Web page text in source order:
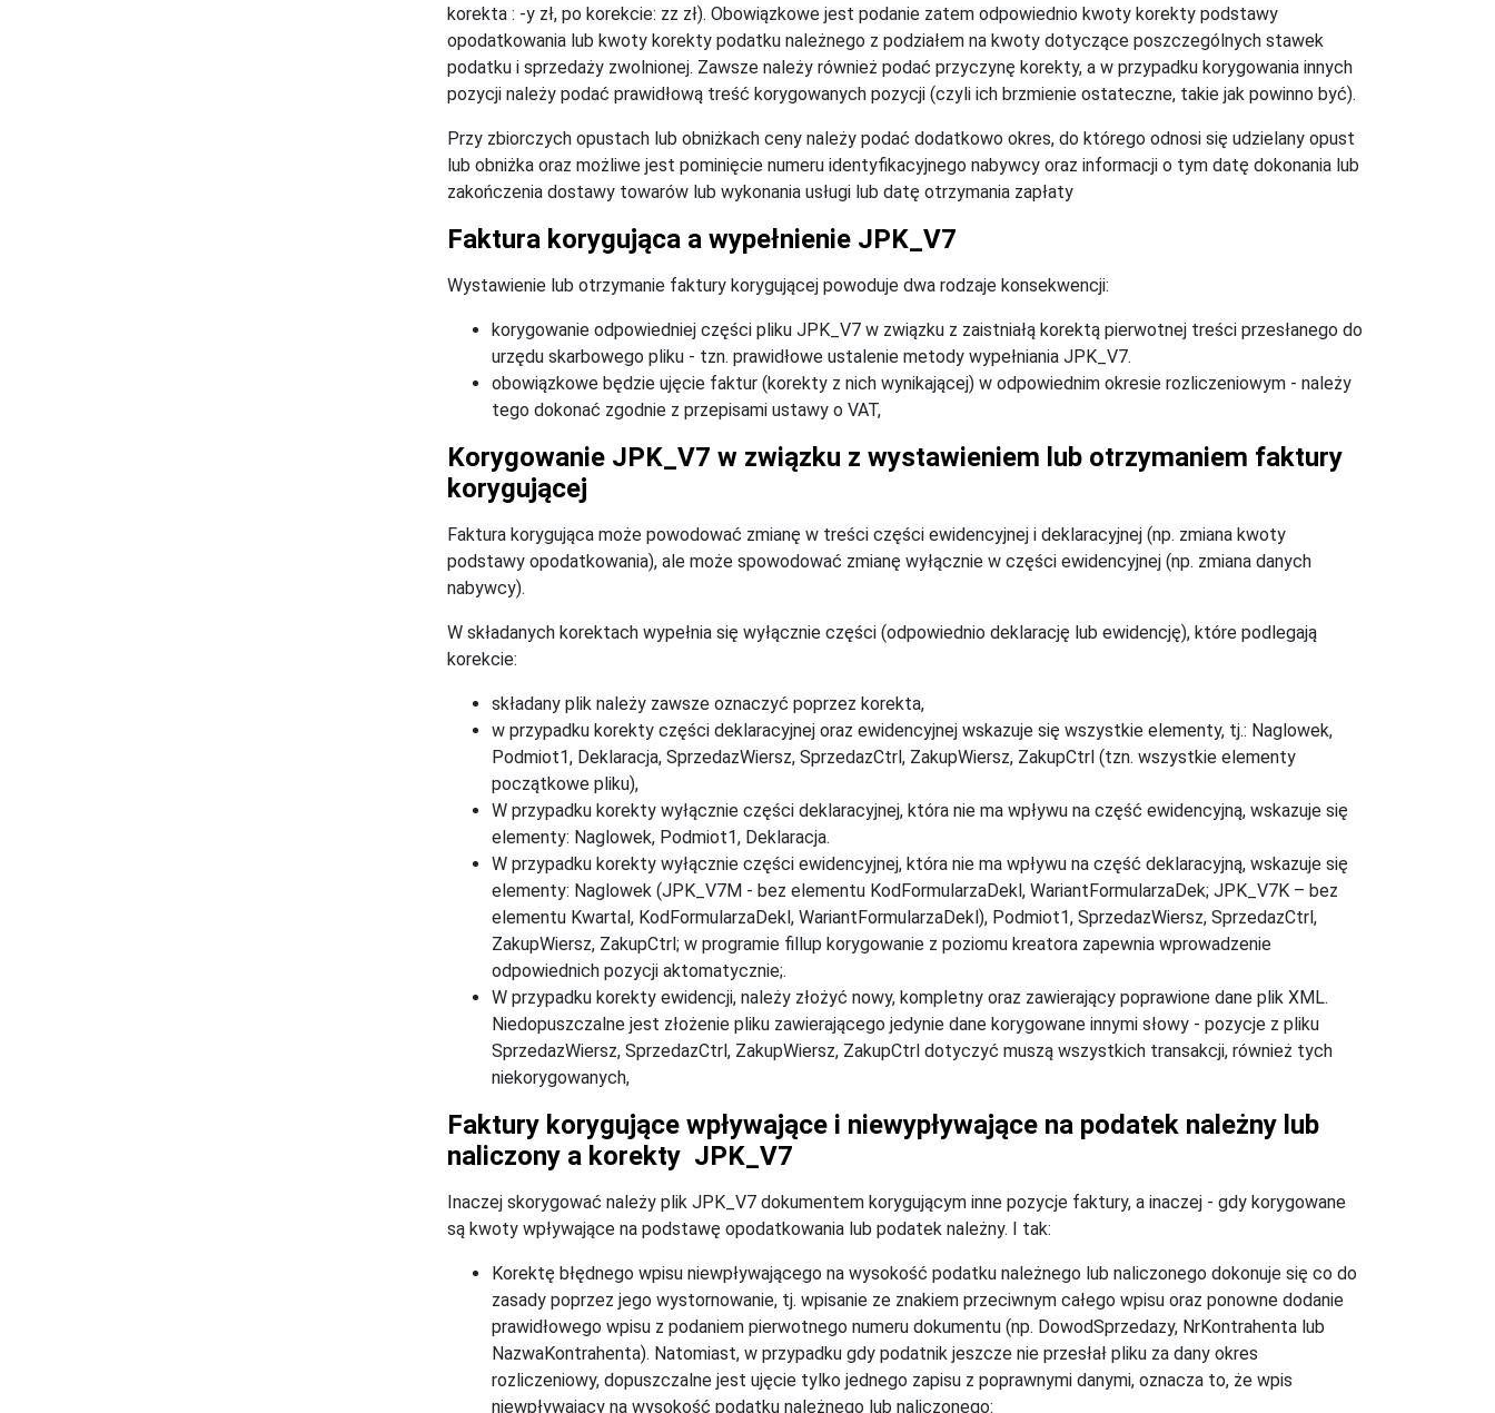
korekta : -y zł, po korekcie: zz zł). Obowiązkowe jest podanie zatem odpowiednio kwoty korekty podstawy
opodatkowania lub kwoty korekty podatku należnego z podziałem na kwoty dotyczące poszczególnych stawek
podatku i sprzedaży zwolnionej. Zawsze należy również podać przyczynę korekty, a w przypadku korygowania innych
pozycji należy podać prawidłową treść korygowanych pozycji (czyli ich brzmienie ostateczne, takie jak powinno być).
Przy zbiorczych opustach lub obniżkach ceny należy podać dodatkowo okres, do którego odnosi się udzielany opust
lub obniżka oraz możliwe jest pominięcie numeru identyfikacyjnego nabywcy oraz informacji o tym datę dokonania lub
zakończenia dostawy towarów lub wykonania usługi lub datę otrzymania zapłaty
Faktura korygująca a wypełnienie JPK_V7
Wystawienie lub otrzymanie faktury korygującej powoduje dwa rodzaje konsekwencji:
korygowanie odpowiedniej części pliku JPK_V7 w związku z zaistniałą korektą pierwotnej treści przesłanego do
urzędu skarbowego pliku - tzn. prawidłowe ustalenie metody wypełniania JPK_V7.
obowiązkowe będzie ujęcie faktur (korekty z nich wynikającej) w odpowiednim okresie rozliczeniowym - należy
tego dokonać zgodnie z przepisami ustawy o VAT,
Korygowanie JPK_V7 w związku z wystawieniem lub otrzymaniem faktury
korygującej
Faktura korygująca może powodować zmianę w treści części ewidencyjnej i deklaracyjnej (np. zmiana kwoty
podstawy opodatkowania), ale może spowodować zmianę wyłącznie w części ewidencyjnej (np. zmiana danych
nabywcy).
W składanych korektach wypełnia się wyłącznie części (odpowiednio deklarację lub ewidencję), które podlegają
korekcie:
składany plik należy zawsze oznaczyć poprzez korekta,
w przypadku korekty części deklaracyjnej oraz ewidencyjnej wskazuje się wszystkie elementy, tj.: Naglowek,
Podmiot1, Deklaracja, SprzedazWiersz, SprzedazCtrl, ZakupWiersz, ZakupCtrl (tzn. wszystkie elementy
początkowe pliku),
W przypadku korekty wyłącznie części deklaracyjnej, która nie ma wpływu na część ewidencyjną, wskazuje się
elementy: Naglowek, Podmiot1, Deklaracja.
W przypadku korekty wyłącznie części ewidencyjnej, która nie ma wpływu na część deklaracyjną, wskazuje się
elementy: Naglowek (JPK_V7M - bez elementu KodFormularzaDekl, WariantFormularzaDek; JPK_V7K – bez
elementu Kwartal, KodFormularzaDekl, WariantFormularzaDekl), Podmiot1, SprzedazWiersz, SprzedazCtrl,
ZakupWiersz, ZakupCtrl; w programie fillup korygowanie z poziomu kreatora zapewnia wprowadzenie
odpowiednich pozycji aktomatycznie;.
W przypadku korekty ewidencji, należy złożyć nowy, kompletny oraz zawierający poprawione dane plik XML.
Niedopuszczalne jest złożenie pliku zawierającego jedynie dane korygowane innymi słowy - pozycje z pliku
SprzedazWiersz, SprzedazCtrl, ZakupWiersz, ZakupCtrl dotyczyć muszą wszystkich transakcji, również tych
niekorygowanych,
Faktury korygujące wpływające i niewypływające na podatek należny lub
naliczony a korekty JPK_V7
Inaczej skorygować należy plik JPK_V7 dokumentem korygującym inne pozycje faktury, a inaczej - gdy korygowane
są kwoty wpływające na podstawę opodatkowania lub podatek należny. I tak:
Korektę błędnego wpisu niewpływającego na wysokość podatku należnego lub naliczonego dokonuje się co do
zasady poprzez jego wystornowanie, tj. wpisanie ze znakiem przeciwnym całego wpisu oraz ponowne dodanie
prawidłowego wpisu z podaniem pierwotnego numeru dokumentu (np. DowodSprzedazy, NrKontrahenta lub
NazwaKontrahenta). Natomiast, w przypadku gdy podatnik jeszcze nie przesłał pliku za dany okres
rozliczeniowy, dopuszczalne jest ujęcie tylko jednego zapisu z poprawnymi danymi, oznacza to, że wpis
niewpływający na wysokość podatku należnego lub naliczonego: